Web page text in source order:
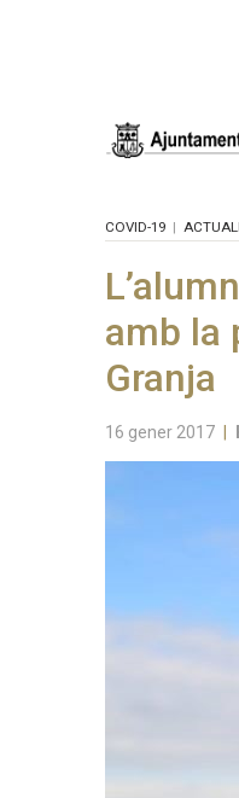
COVID-19
amb la
Granja
16 gener 2017